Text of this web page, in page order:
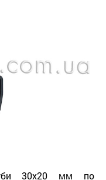
30х20 мм по